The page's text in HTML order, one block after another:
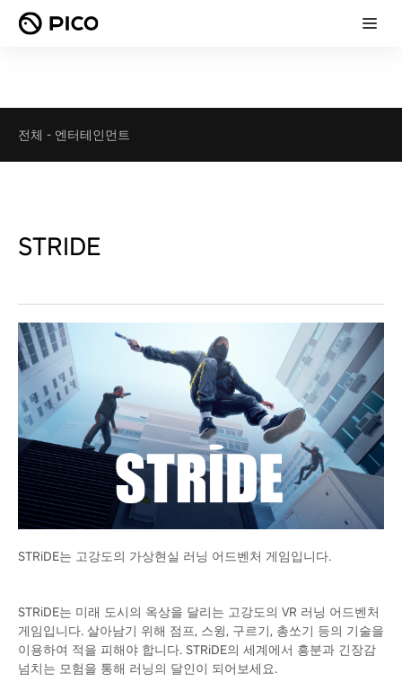
전체 - 엔터테인먼트
STRIDE
STRiDE는 고강도의 가상현실 러닝 어드벤처 게임입니다.
STRiDE는 미래 도시의 옥상을 달리는 고강도의 VR 러닝 어드벤처
게임입니다. 살아남기 위해 점프, 스윙, 구르기, 총쏘기 등의 기술을
이용하여 적을 피해야 합니다. STRiDE의 세계에서 흥분과 긴장감
넘치는 모험을 통해 러닝의 달인이 되어보세요.